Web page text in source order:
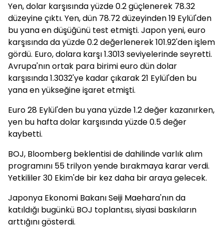
Yen, dolar karşısında yüzde 0.2 güçlenerek 78.32
düzeyine çıktı. Yen, dün 78.72 düzeyinden 19 Eylül'den
bu yana en düşüğünü test etmişti. Japon yeni, euro
karşısında da yüzde 0.2 değerlenerek 101.92'den işlem
gördü. Euro, dolara karşı 1.3013 seviyelerinde seyretti.
Avrupa'nın ortak para birimi euro dün dolar
karşısında 1.3032'ye kadar çıkarak 21 Eylül'den bu
yana en yükseğine işaret etmişti.
Euro 28 Eylül'den bu yana yüzde 1.2 değer kazanırken,
yen bu hafta dolar karşısında yüzde 0.5 değer
kaybetti.
BOJ, Bloomberg beklentisi de dahilinde varlık alım
programını 55 trilyon yende bırakmaya karar verdi.
Yetkililer 30 Ekim'de bir kez daha bir araya gelecek.
Japonya Ekonomi Bakanı Seiji Maehara'nın da
katıldığı bugünkü BOJ toplantısı, siyasi baskıların
arttığını gösterdi.